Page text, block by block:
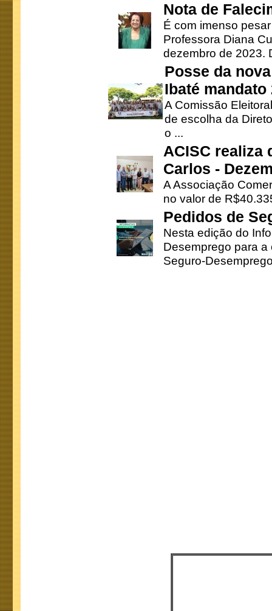
Nota de
É com imenso
Professora Diana
dezembro de 2023.
Posse da
Ibaté mandato
A Comissão
de escolha da
o ...
ACISC realiza
Carlos -
A Associação
no valor de
Pedidos de
Nesta edição do
Desemprego para
Seguro-